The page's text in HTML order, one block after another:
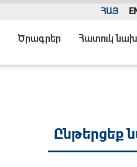
ՀԱՅ
Ծրագրեր Հատուկ
Ընթերցեք